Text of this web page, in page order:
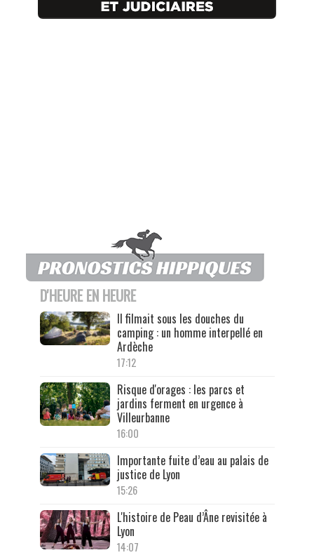
D'HEURE EN HEURE
Il filmait sous les douches du
camping : un homme interpellé en
Ardèche
17:12
Risque d'orages : les parcs et
jardins ferment en urgence à
Villeurbanne
16:00
Importante fuite d’eau au palais de
justice de Lyon
15:26
L'histoire de Peau d’Âne revisitée à
Lyon
14:07